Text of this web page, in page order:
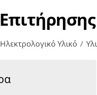
Ηλεκτρολογικό Υλικό /